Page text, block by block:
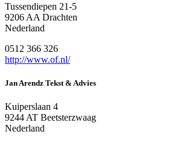
Tussendiepen 21-5
9206 AA Drachten
Nederland
0512 366 326
http://www.of.nl/
Jan Arendz Tekst & Advies
Kuiperslaan 4
9244 AT Beetsterzwaag
Nederland